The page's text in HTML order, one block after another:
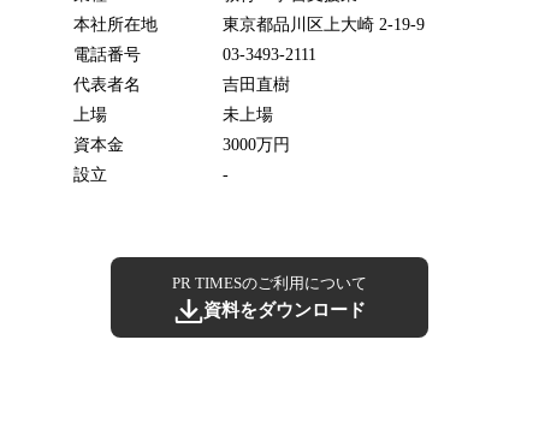
本社所在地
東京都品川区上大崎 2-19-9
電話番号
03-3493-2111
代表者名
吉田直樹
上場
未上場
資本金
3000万円
設立
-
PR TIMESのご利用について
資料をダウンロード